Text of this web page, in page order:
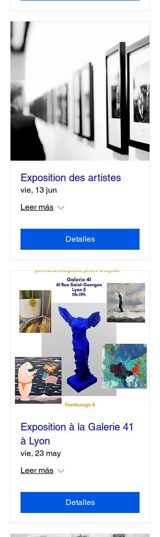
Exposition des artistes
vie, 13 jun
Leer más
Detalles
Exposition à la Galerie 41
à Lyon
vie, 23 may
Leer más
Detalles